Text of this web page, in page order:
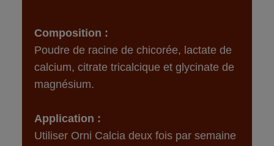
Composition :
Poudre de racine de chicorée, lactate de
calcium, citrate tricalcique et glycinate de
magnésium.
Application :
Utiliser Orni Calcia deux fois par semaine